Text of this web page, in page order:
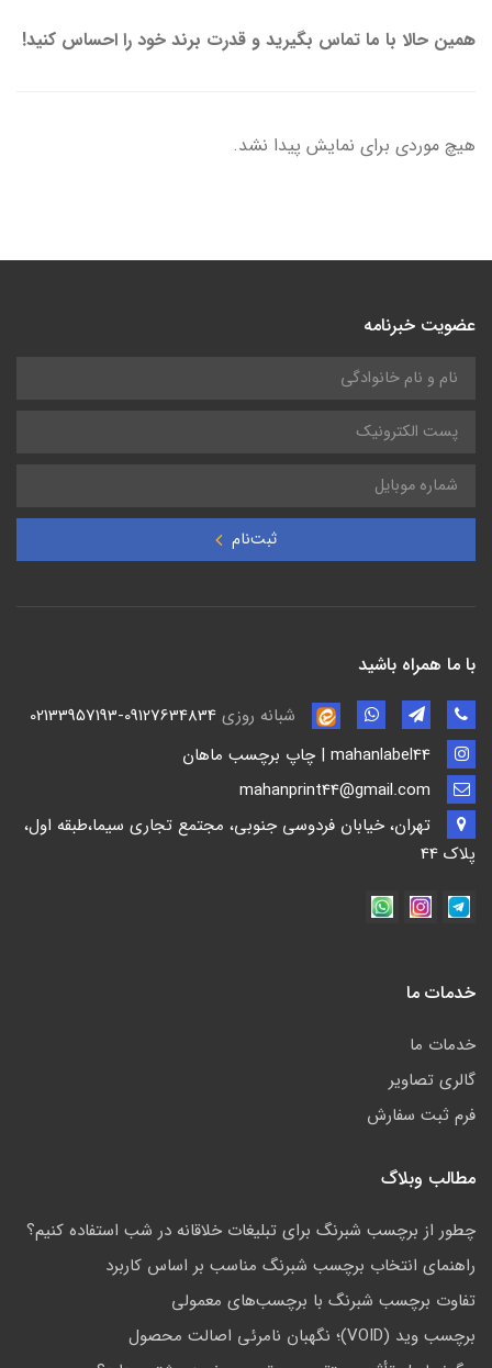
همین حالا با ما تماس بگیرید و قدرت برند خود را احساس کنید!
هیچ موردی برای نمایش پیدا نشد.
عضویت خبرنامه
ثبت‌نام
با ما همراه باشید
شبانه روزی
تهران، خیابان فردوسی جنوبی، مجتمع تجاری سیما،طبقه اول،
پلاک 44
خدمات ما
خدمات ما
گالری تصاویر
فرم ثبت سفارش
مطالب وبلاگ
چطور از برچسب شبرنگ برای تبلیغات خلاقانه در شب استفاده کنیم؟
راهنمای انتخاب برچسب شبرنگ مناسب بر اساس کاربرد
تفاوت برچسب شبرنگ با برچسب‌های معمولی
برچسب وید (VOID)؛ نگهبان نامرئی اصالت محصول